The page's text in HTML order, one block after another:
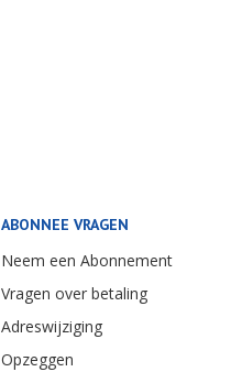
ABONNEE VRAGEN
Neem een Abonnement
Vragen over betaling
Adreswijziging
Opzeggen